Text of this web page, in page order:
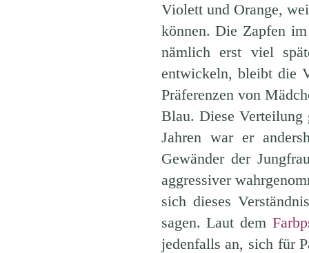
Violett und Orange,
können. Die Zapfen
nämlich erst viel
entwickeln, bleibt die
Präferenzen von
Blau. Diese
Jahren war er
Gewänder der
aggressiver
sich dieses
sagen. Laut dem
jedenfalls an, sich für